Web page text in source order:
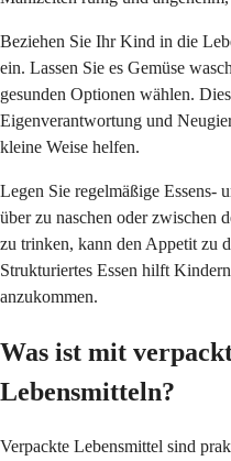
Beziehen Sie Ihr Kind in die
ein. Lassen Sie es Gemüse
gesunden Optionen wählen.
Eigenverantwortung und
kleine Weise helfen.
Legen Sie regelmäßige Essens-
über zu naschen oder zwischen
zu trinken, kann den Appetit zu
Strukturiertes Essen hilft
anzukommen.
Was ist mit
Lebensmitteln?
Verpackte Lebensmittel sind